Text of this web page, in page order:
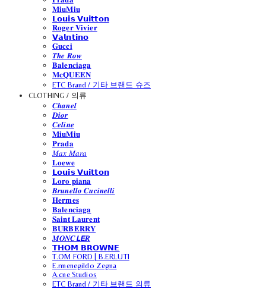
𝐌𝐢𝐮𝐌𝐢𝐮
𝗟𝗼𝘂𝗶𝘀 𝗩𝘂𝗶𝘁𝘁𝗼𝗻
𝐑𝐨𝐠𝐞𝐫 𝐕𝐢𝐯𝐢𝐞𝐫
𝗩𝗮𝗹𝗻𝘁𝗶𝗻𝗼
𝐆𝐮𝐜𝐜𝐢
𝑻𝒉𝒆 𝑹𝒐𝒘
𝐁𝐚𝐥𝐞𝐧𝐜𝐢𝐚𝐠𝐚
𝐌𝐜𝐐𝐔𝐄𝐄𝐍
ETC Brand / 기타 브랜드 슈즈
CLOTHING / 의류
𝑪𝒉𝒂𝒏𝒆𝒍
𝑫𝒊𝒐𝒓
𝑪𝒆𝒍𝒊𝒏𝒆
𝐌𝐢𝐮𝐌𝐢𝐮
𝐏𝐫𝐚𝐝𝐚
𝑀𝑎𝑥 𝑀𝑎𝑟𝑎
𝐋𝐨𝐞𝐰𝐞
𝗟𝗼𝘂𝗶𝘀 𝗩𝘂𝗶𝘁𝘁𝗼𝗻
𝐋𝐨𝐫𝐨 𝐩𝐢𝐚𝐧𝐚
𝑩𝒓𝒖𝒏𝒆𝒍𝒍𝒐 𝑪𝒖𝒄𝒊𝒏𝒆𝒍𝒍𝒊
𝐇𝐞𝐫𝐦𝐞𝐬
𝐁𝐚𝐥𝐞𝐧𝐜𝐢𝐚𝐠𝐚
𝐒𝐚𝐢𝐧𝐭 𝐋𝐚𝐮𝐫𝐞𝐧𝐭
𝐁𝐔𝐑𝐁𝐄𝐑𝐑𝐘
𝑴𝑶𝑵𝑪𝙇𝙀𝑹
𝗧𝗛𝗢𝗠 𝗕𝗥𝗢𝗪𝗡𝗘
T.OM FORD | B.ERLUTI
E.rmenegildo Zegna
A.cne Studios
ETC Brand / 기타 브랜드 의류